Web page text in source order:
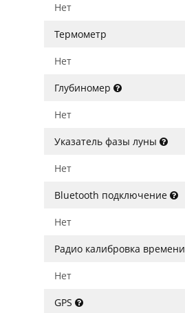
Нет
Термометр
Нет
Глубиномер
Нет
Указатель фазы луны
Нет
Bluetooth подключение
Нет
Радио калибровка времени
Нет
GPS